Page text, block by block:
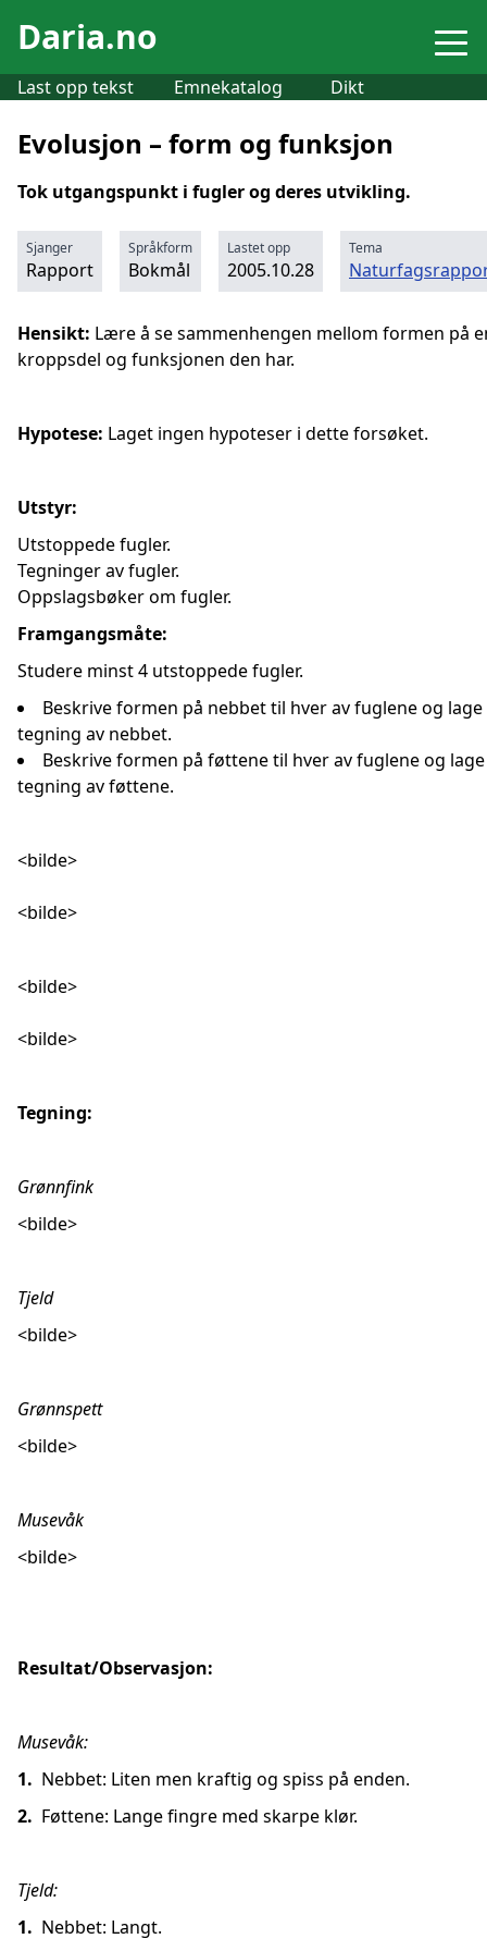
Daria.no
Last opp tekst Emnekatalog Dikt
Evolusjon – form og funksjon
Tok utgangspunkt i fugler og deres utvikling.
Sjanger
Rapport
Språkform
Bokmål
Lastet opp
2005.10.28
Tema
Hensikt: Lære å se sammenhengen mellom formen på
kroppsdel og funksjonen den har.
Hypotese: Laget ingen hypoteser i dette forsøket.
Utstyr:
Utstoppede fugler.
Tegninger av fugler.
Oppslagsbøker om fugler.
Framgangsmåte:
Studere minst 4 utstoppede fugler.
Beskrive formen på nebbet til hver av fuglene og lage
tegning av nebbet.
Beskrive formen på føttene til hver av fuglene og
tegning av føttene.
<bilde>
<bilde>
<bilde>
<bilde>
Tegning:
Grønnfink
<bilde>
Tjeld
<bilde>
Grønnspett
<bilde>
Musevåk
<bilde>
Resultat/Observasjon:
Musevåk:
1. Nebbet: Liten men kraftig og spiss på enden.
2. Føttene: Lange fingre med skarpe klør.
Tjeld:
1. Nebbet: Langt.